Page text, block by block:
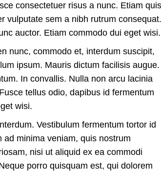
consectetuer risus a nunc. Etiam quis
vulputate sem a nibh rutrum consequat.
auctor. Etiam commodo dui eget wisi.
nunc, commodo et, interdum suscipit,
ipsum. Mauris dictum facilisis augue.
In convallis. Nulla non arcu lacinia
tellus odio, dapibus id fermentum
wisi.
Vestibulum fermentum tortor id
minima veniam, quis nostrum
nisi ut aliquid ex ea commodi
porro quisquam est, qui dolorem